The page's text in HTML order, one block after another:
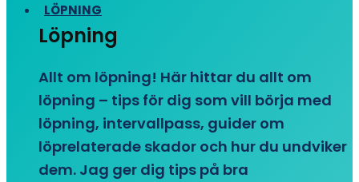
LÖPNING
Löpning
Allt om löpning! Här hittar du allt om
löpning – tips för dig som vill börja med
löpning, intervallpass, guider om
löprelaterade skador och hur du undviker
dem. Jag ger dig tips på bra